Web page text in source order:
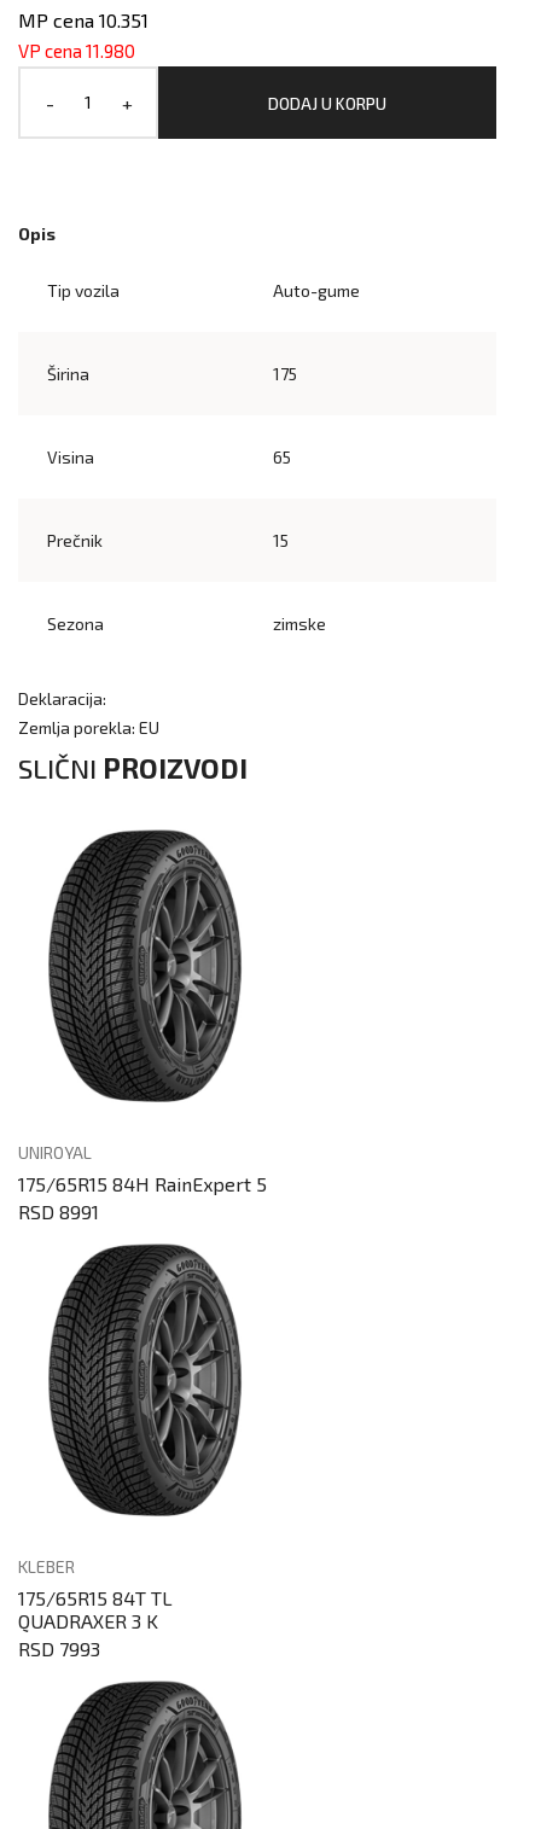
MP cena 10.351
VP cena 11.980
- + DODAJ U KORPU
Opis
Tip vozila Auto-gume
Širina 175
Visina 65
Prečnik 15
Sezona zimske
Deklaracija:
Zemlja porekla: EU
SLIČNI PROIZVODI
UNIROYAL
175/65R15 84H RainExpert 5
RSD 8991
KLEBER
175/65R15 84T TL
QUADRAXER 3 K
RSD 7993